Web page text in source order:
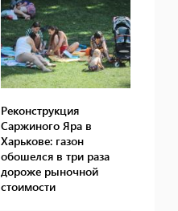
Реконструкция
Саржиного Яра в
Харькове: газон
обошелся в три раза
дороже рыночной
стоимости